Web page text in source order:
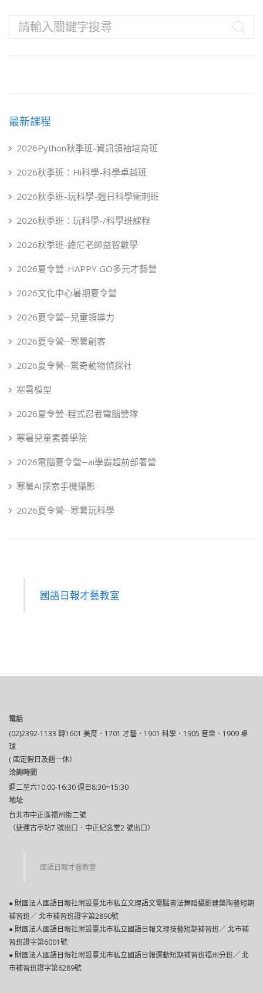
最新課程
2026Python秋季班-資訊領袖培育班
2026秋季班：Hi科學-科學卓越班
2026秋季班-玩科學-週日科學衝刺班
2026秋季班：玩科學-/科學班課程
2026秋季班-維尼老師益智數學
2026夏令營-HAPPY GO多元才藝營
2026文化中心暑期夏令營
2026夏令營─兒童領導力
2026夏令營─寒暑創客
2026夏令營─驚奇動物偵探社
寒暑模型
2026夏令營-程式忍者電腦營隊
寒暑兒童素養學院
2026電腦夏令營─ai學霸超前部署營
寒暑AI探索手機攝影
2026夏令營─寒暑玩科學
國語日報才藝教室
電話
(02)2392-1133 轉1601 美育．1701 才藝．1901 科學．1905 音樂．1909 桌
球
( 國定假日及週一休）
洽詢時間
週二至六10:00-16:30 週日8:30~15:30
地址
台北市中正區福州街二號
（捷運古亭站7 號出口．中正紀念堂2 號出口）
國語日報才藝教室
● 財團法人國語日報社附設臺北市私立文理語文電腦書法舞蹈攝影建築陶藝短期
補習班／ 北市補習班證字第2890號
● 財團法人國語日報社附設臺北巿私立國語日報文理技藝短期補習班／ 北市補
習班證字第6001號
● 財團法人國語日報社附設臺北市私立國語日報運動短期補習班福州分班／ 北
市補習班證字第6289號